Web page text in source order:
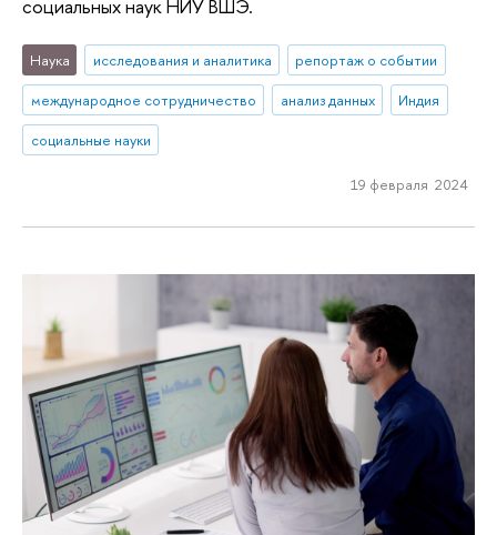
социальных наук НИУ ВШЭ.
Наука исследования и аналитика
репортаж о событии
международное сотрудничество
анализ данных
Индия
социальные науки
19 февраля 2024